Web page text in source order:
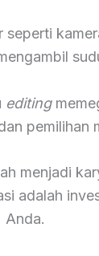
editing
pemilihan
menjadi
adalah
Anda.